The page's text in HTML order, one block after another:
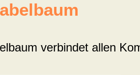
verbindet allen